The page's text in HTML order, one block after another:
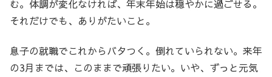
む。体調が変化なければ、年末年始は穏やかに過ごせる。
それだけでも、ありがたいこと。
息子の就職でこれからバタつく。倒れていられない。来年
の3月までは、このままで頑張りたい。いや、ずっと元気